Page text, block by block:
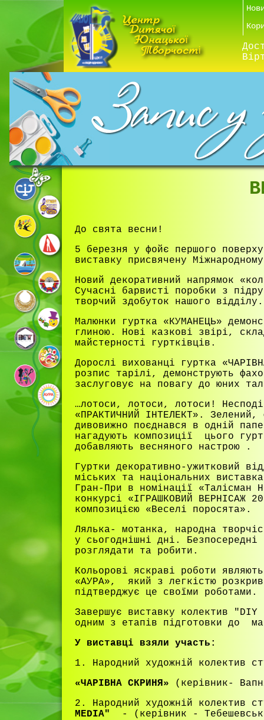
До свята весни!
5 березня у фойє першого
виставку присвячену
Новий декоративний напрямок
Сучасні барвисті поробки з
творчий здобуток нашого відділу.
Малюнки гуртка «КУМАНЕЦЬ»
глиною. Нові казкові звірі,
майстерності гуртківців.
Дорослі вихованці гуртка
розпис тарілі, демонструють
заслуговує на повагу до юних
…лотоси, лотоси, лотоси!
«ПРАКТИЧНИЙ ІНТЕЛЕКТ».
дивовижно поєднався в одній
нагадують композиції цього
добавляють весняного настрою .
Гуртки декоративно-ужитковий
міських та національних
Гран-При в номінації «Талісман
конкурсі «ІГРАШКОВИЙ ВЕРНІСАЖ
композицією «Веселі поросята».
Лялька- мотанка, народна
у сьогоднішні дні.
розглядати та робити.
Кольорові яскраві роботи
«АУРА», який з легкістю
підтверджує це своїми роботами.
Завершує виставку колектив
одним з етапів підготовки до
У виставці взяли участь:
1. Народний художній колектив
«ЧАРІВНА СКРИНЯ» (керівник-
2. Народний художній колектив
MEDIA"
- (керівник -